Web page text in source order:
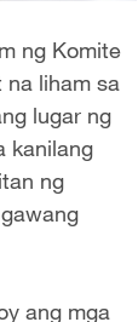
ng Komite
na liham sa
lugar ng
kanilang
ng
ang mga